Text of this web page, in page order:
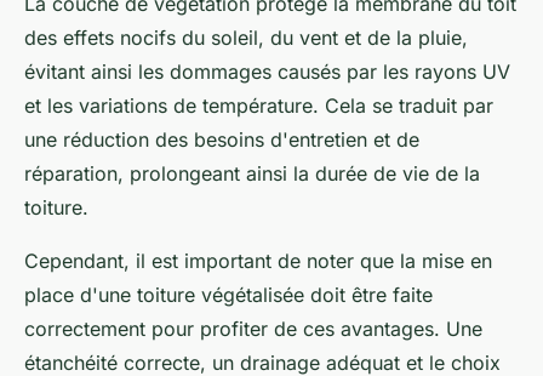
des effets nocifs du soleil, du vent et de la pluie,
évitant ainsi les dommages causés par les rayons UV
et les variations de température. Cela se traduit par
une réduction des besoins d'entretien et de
réparation, prolongeant ainsi la durée de vie de la
toiture.
Cependant, il est important de noter que la mise en
place d'une toiture végétalisée doit être faite
correctement pour profiter de ces avantages. Une
étanchéité correcte, un drainage adéquat et le choix